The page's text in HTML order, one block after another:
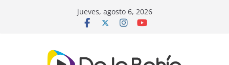
jueves, agosto 6, 2026